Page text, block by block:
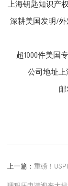
上海钥匙知识产
深耕美国发明/
超1000件美国
公司地址上
邮
上一篇： 重磅！